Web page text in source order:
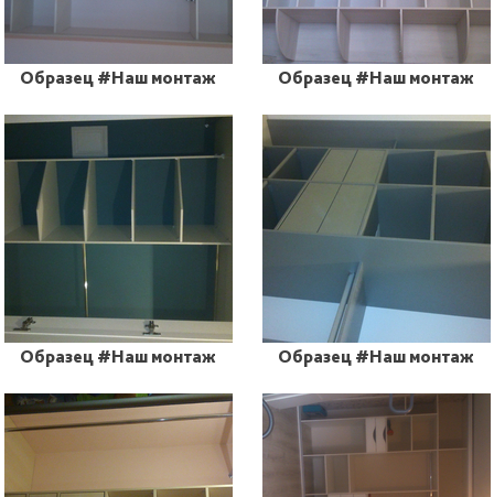
Образец #Наш монтаж Образец #Наш монтаж
Образец #Наш монтаж Образец #Наш монтаж